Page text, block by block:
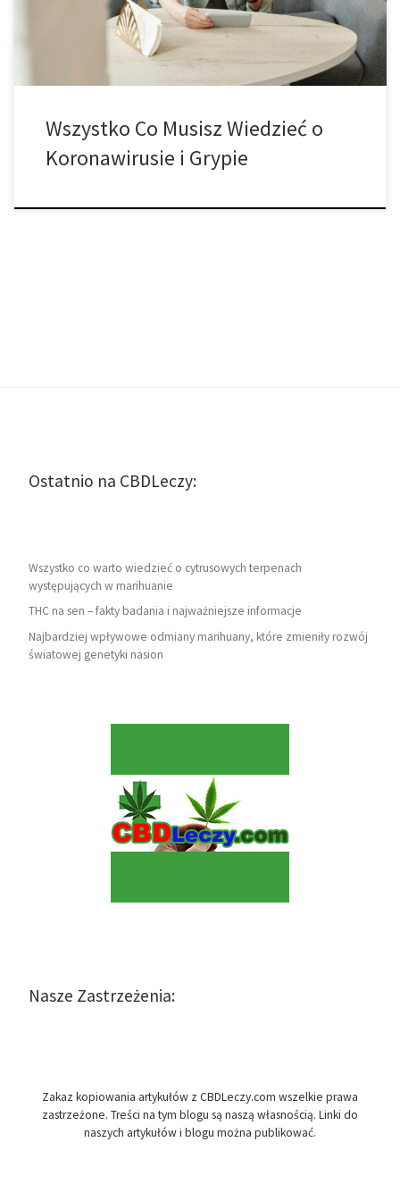
wyjątkowy ze względu […]
Wszystko Co Musisz Wiedzieć o
Koronawirusie i Grypie
Ostatnio na CBDLeczy:
Wszystko co warto wiedzieć o cytrusowych terpenach
występujących w marihuanie
THC na sen – fakty badania i najważniejsze informacje
Najbardziej wpływowe odmiany marihuany, które zmieniły rozwój
światowej genetyki nasion
Nasze Zastrzeżenia:
Zakaz kopiowania artykułów z CBDLeczy.com wszelkie prawa
zastrzeżone. Treści na tym blogu są naszą własnością. Linki do
naszych artykułów i blogu można publikować.